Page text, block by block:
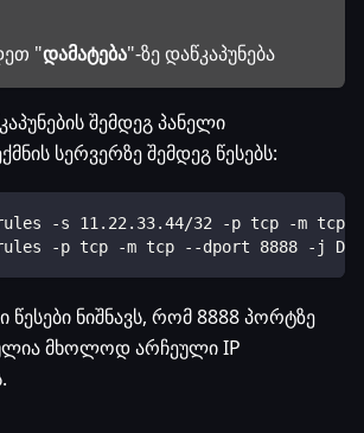
"დამატება"-ზე დაწკაპუნება
შემდეგ პანელი
სერვერზე შემდეგ წესებს:
-s 11.22.33.44/32 -p tcp -m tcp --
-p tcp -m tcp --dport 8888 -j
ნიშნავს, რომ 8888 პორტზე
მხოლოდ არჩეული IP